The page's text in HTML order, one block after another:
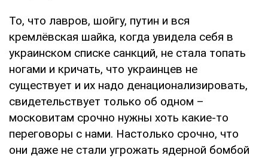
То, что лавров, шойгу, путин и вся
кремлёвская шайка, когда увидела себя в
украинском списке санкций, не стала топать
ногами и кричать, что украинцев не
существует и их надо денационализировать,
свидетельствует только об одном –
московитам срочно нужны хоть какие-то
переговоры с нами. Настолько срочно, что
они даже не стали угрожать ядерной бомбой